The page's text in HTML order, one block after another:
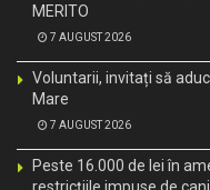
MERITO
7 AUGUST 2026
Voluntarii, invitați să
Mare
7 AUGUST 2026
Peste 16.000 de lei în